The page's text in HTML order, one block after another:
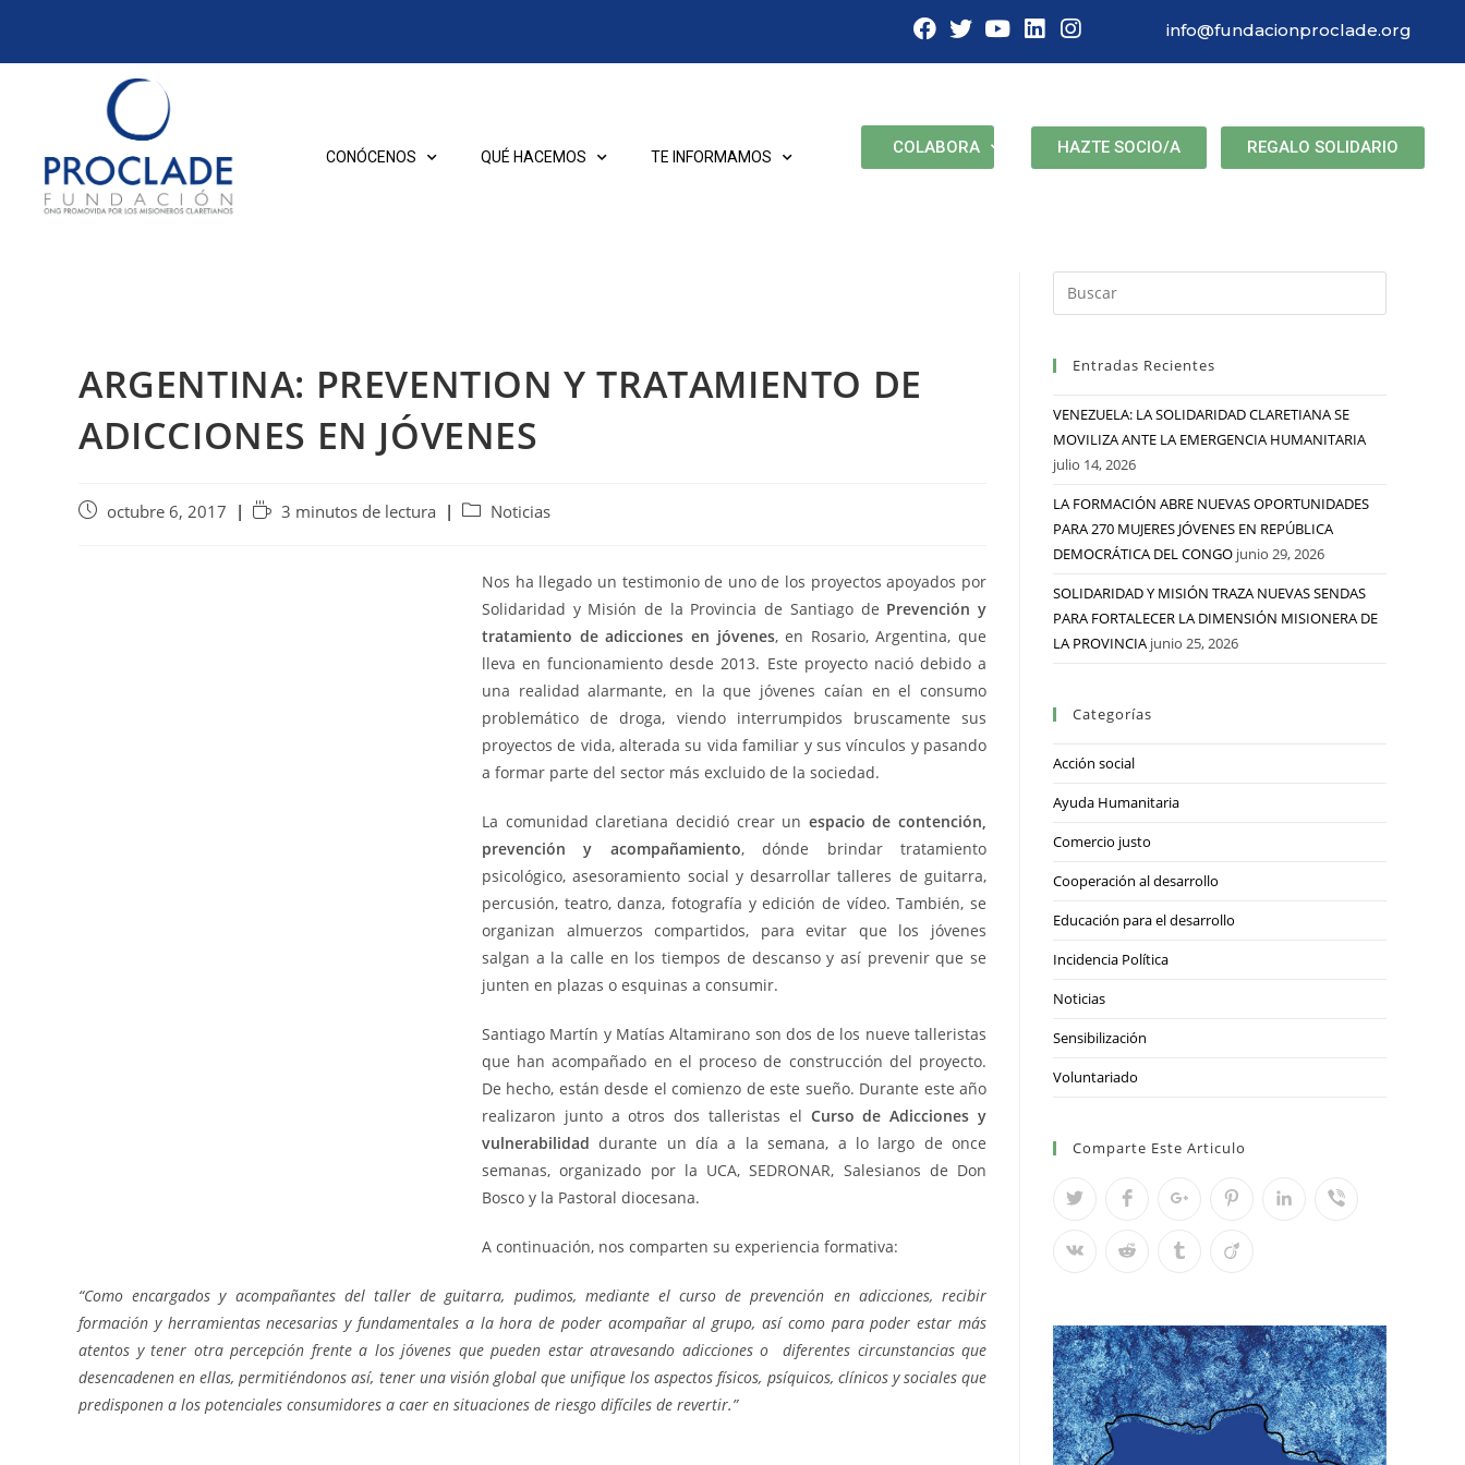
info@fundacionproclade.org
CONÓCENOS QUÉ HACEMOS TE INFORMAMOS COLABORA HAZTE SOCIO/A REGALO SOLIDARIO
ARGENTINA: PREVENTION Y TRATAMIENTO DE
ADICCIONES EN JÓVENES
octubre 6, 2017 3 minutos de lectura Noticias
Nos ha llegado un testimonio de uno de los proyectos apoyados por
Solidaridad y Misión de la Provincia de Santiago de Prevención y
tratamiento de adicciones en jóvenes, en Rosario, Argentina, que
lleva en funcionamiento desde 2013. Este proyecto nació debido a
una realidad alarmante, en la que jóvenes caían en el consumo
problemático de droga, viendo interrumpidos bruscamente sus
proyectos de vida, alterada su vida familiar y sus vínculos y pasando
a formar parte del sector más excluido de la sociedad.
La comunidad claretiana decidió crear un espacio de contención,
prevención y acompañamiento, dónde brindar tratamiento
psicológico, asesoramiento social y desarrollar talleres de guitarra,
percusión, teatro, danza, fotografía y edición de vídeo. También, se
organizan almuerzos compartidos, para evitar que los jóvenes
salgan a la calle en los tiempos de descanso y así prevenir que se
junten en plazas o esquinas a consumir.
Santiago Martín y Matías Altamirano son dos de los nueve talleristas
que han acompañado en el proceso de construcción del proyecto.
De hecho, están desde el comienzo de este sueño. Durante este año
realizaron junto a otros dos talleristas el Curso de Adicciones y
vulnerabilidad durante un día a la semana, a lo largo de once
semanas, organizado por la UCA, SEDRONAR, Salesianos de Don
Bosco y la Pastoral diocesana.
A continuación, nos comparten su experiencia formativa:
“Como encargados y acompañantes del taller de guitarra, pudimos, mediante el curso de prevención en adicciones, recibir
formación y herramientas necesarias y fundamentales a la hora de poder acompañar al grupo, así como para poder estar más
atentos y tener otra percepción frente a los jóvenes que pueden estar atravesando adicciones o diferentes circunstancias que
desencadenen en ellas, permitiéndonos así, tener una visión global que unifique los aspectos físicos, psíquicos, clínicos y sociales que
predisponen a los potenciales consumidores a caer en situaciones de riesgo difíciles de revertir.”
Entradas Recientes
VENEZUELA: LA SOLIDARIDAD CLARETIANA SE
MOVILIZA ANTE LA EMERGENCIA HUMANITARIA
julio 14, 2026
LA FORMACIÓN ABRE NUEVAS OPORTUNIDADES
PARA 270 MUJERES JÓVENES EN REPÚBLICA
DEMOCRÁTICA DEL CONGO junio 29, 2026
SOLIDARIDAD Y MISIÓN TRAZA NUEVAS SENDAS
PARA FORTALECER LA DIMENSIÓN MISIONERA DE
LA PROVINCIA junio 25, 2026
Categorías
Acción social
Ayuda Humanitaria
Comercio justo
Cooperación al desarrollo
Educación para el desarrollo
Incidencia Política
Noticias
Sensibilización
Voluntariado
Comparte Este Articulo